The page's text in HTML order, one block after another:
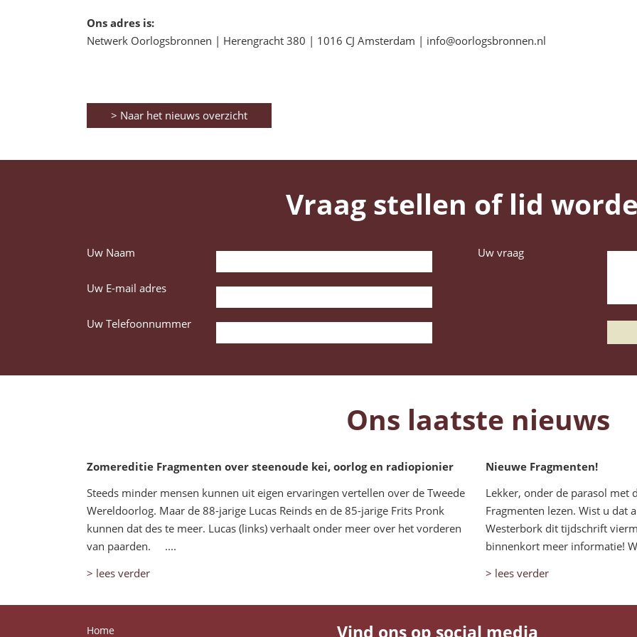
Ons adres is:
Netwerk Oorlogsbronnen | Herengracht 380 | 1016 CJ Amsterdam | info@oorlogsbronnen.nl
> Naar het nieuws overzicht
Vraag stellen of lid
Uw Naam
Uw E-mail adres
Uw Telefoonnummer
Uw vraag
Ons laatste nieuws
Zomereditie Fragmenten over steenoude kei, oorlog en radiopionier
Steeds minder mensen kunnen uit eigen ervaringen vertellen over de Tweede
Wereldoorlog. Maar de 88-jarige Lucas Reinds en de 85-jarige Frits Pronk
kunnen dat des te meer. Lucas (links) verhaalt onder meer over het vorderen
van paarden. ....
> lees verder
Nieuwe Fragmenten!
Lekker, onder de parasol met
Fragmenten lezen. Wist u dat
Westerbork dit tijdschrift
binnenkort meer informatie!
> lees verder
Home Vind ons op social media